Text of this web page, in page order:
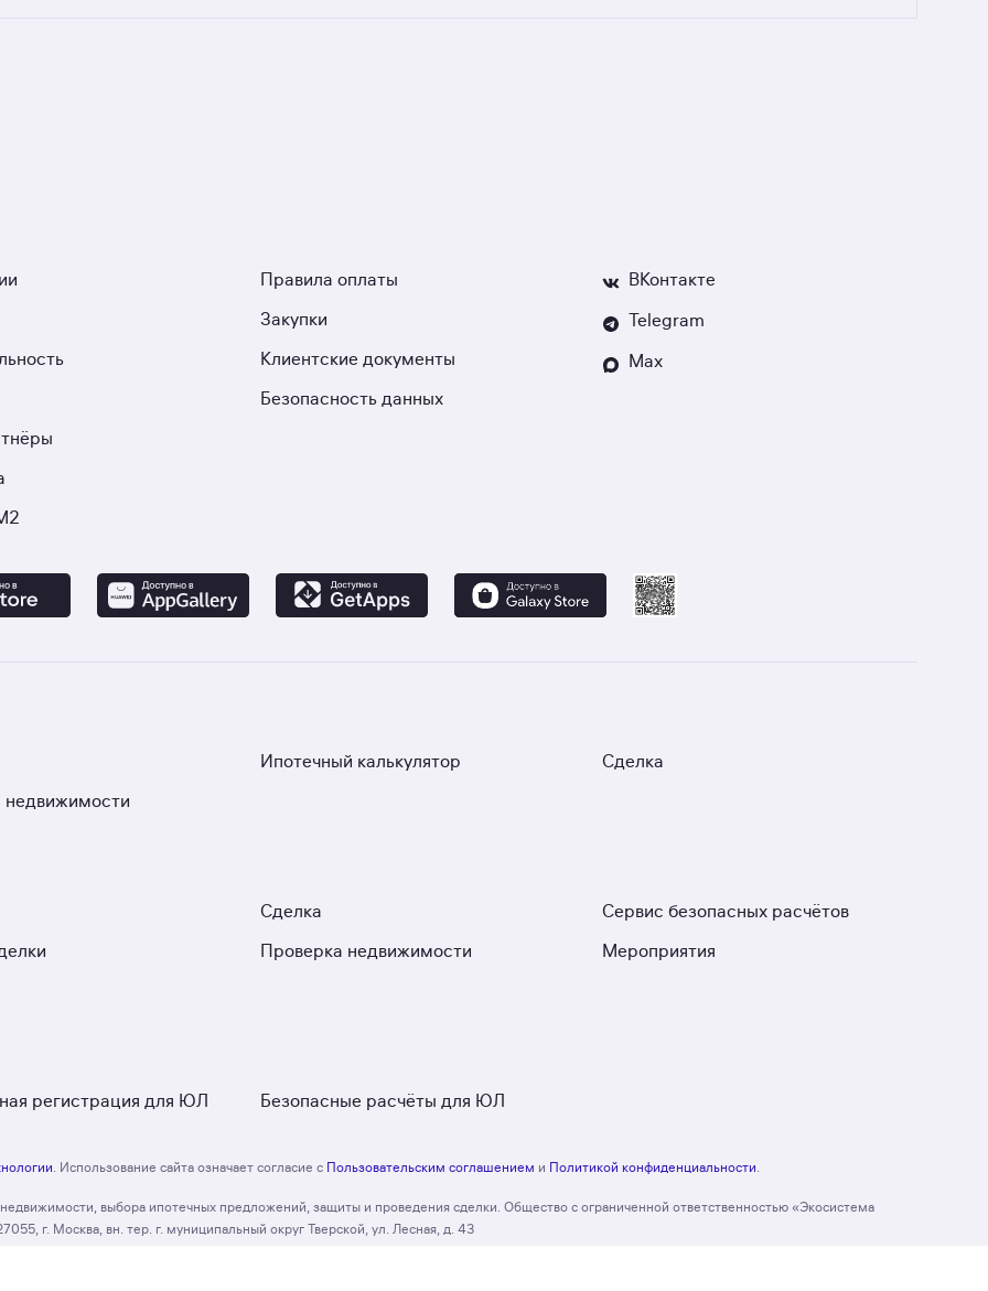
Правила оплаты
Закупки
Клиентские документы
Безопасность данных
ВКонтакте
Telegram
Max
Ипотечный калькулятор
Сделка
недвижимости
Сделка
Сервис безопасных расчётов
Проверка недвижимости Мероприятия
регистрация для ЮЛ Безопасные расчёты для ЮЛ
. Использование сайта означает согласие с Пользовательским соглашением и Политикой конфиденциальности.
выбора ипотечных предложений, защиты и проведения сделки. Общество с ограниченной ответственностью «Экосистема
г. Москва, вн. тер. г. муниципальный округ Тверской, ул. Лесная, д. 43